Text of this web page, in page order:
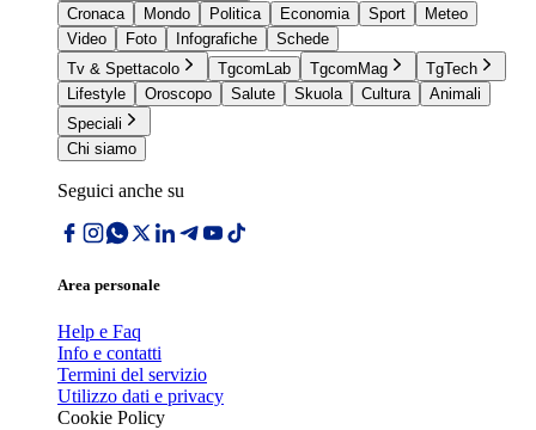
Cronaca
Mondo Politica Economia Sport
Meteo
Video
Foto Infografiche
Schede
Tv & Spettacolo
TgcomLab TgcomMag
TgTech
Lifestyle
Oroscopo Salute Skuola Cultura
Animali
Speciali
Chi siamo
Seguici anche su
Area personale
Help e Faq
Info e contatti
Termini del servizio
Utilizzo dati e privacy
Cookie Policy